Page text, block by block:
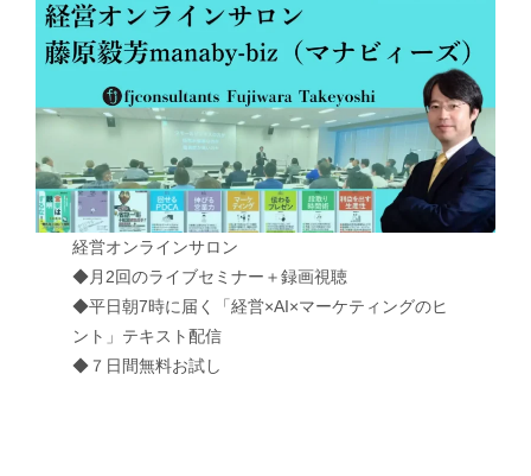
経営オンラインサロン
◆月2回のライブセミナー＋録画視聴
◆平日朝7時に届く「経営×AI×マーケティングのヒ
ント」テキスト配信
◆７日間無料お試し